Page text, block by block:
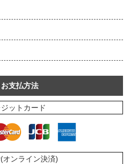
お支払方法
ットカード
オンライン決済)